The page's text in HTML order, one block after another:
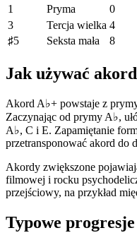
1
Pryma 0
3
Tercja wielka 4
♯5
Seksta mała 8
Jak używać
Akord A♭+ powstaje z
Zaczynając od prymy A♭,
A♭, C i E. Zapamiętanie
przetransponować akord do
Akordy zwiększone
filmowej i rocku
przejściowy, na przykład
Typowe progresje